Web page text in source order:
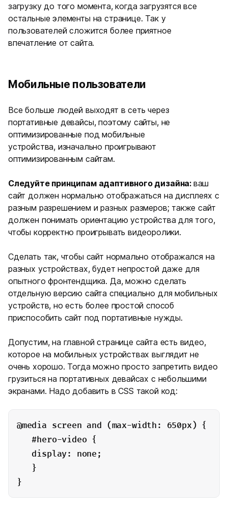
загрузку до того момента, когда загрузятся все
остальные элементы на странице. Так у
пользователей сложится более приятное
впечатление от сайта.
Мобильные пользователи
Все больше людей выходят в сеть через
портативные девайсы, поэтому сайты, не
оптимизированные под мобильные
устройства, изначально проигрывают
оптимизированным сайтам.
Следуйте принципам адаптивного дизайна: ваш
сайт должен нормально отображаться на дисплеях с
разным разрешением и разных размеров; также сайт
должен понимать ориентацию устройства для того,
чтобы корректно проигрывать видеоролики.
Сделать так, чтобы сайт нормально отображался на
разных устройствах, будет непростой даже для
опытного фронтендщика. Да, можно сделать
отдельную версию сайта специально для мобильных
устройств, но есть более простой способ
приспособить сайт под портативные нужды.
Допустим, на главной странице сайта есть видео,
которое на мобильных устройствах выглядит не
очень хорошо. Тогда можно просто запретить видео
грузиться на портативных девайсах с небольшими
экранами. Надо добавить в CSS такой код:
@media screen and (max-width: 650px) {
   #hero-video {
   display: none;
   }
}